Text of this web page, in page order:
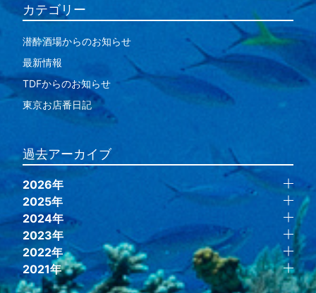
カテゴリー
潜酔酒場からのお知らせ
最新情報
TDFからのお知らせ
東京お店番日記
過去アーカイブ
2026年
2025年
2024年
2023年
2022年
2021年